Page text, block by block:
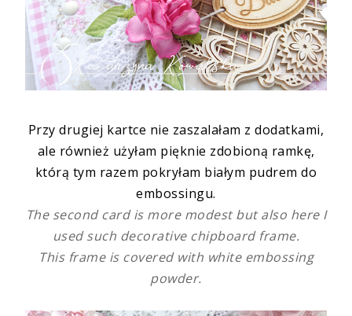
Przy drugiej kartce nie zaszalałam z dodatkami,
ale również użyłam pięknie zdobioną ramkę,
którą tym razem pokryłam białym pudrem do
embossingu.
The second card is more modest but also here I
used such decorative chipboard frame.
This frame is covered with white embossing
powder.